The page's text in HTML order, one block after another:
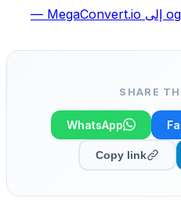
لتحويل OGG إلى MP3، ارفع .ogg إلى MegaConvert.io —
SHARE
WhatsApp
Copy link